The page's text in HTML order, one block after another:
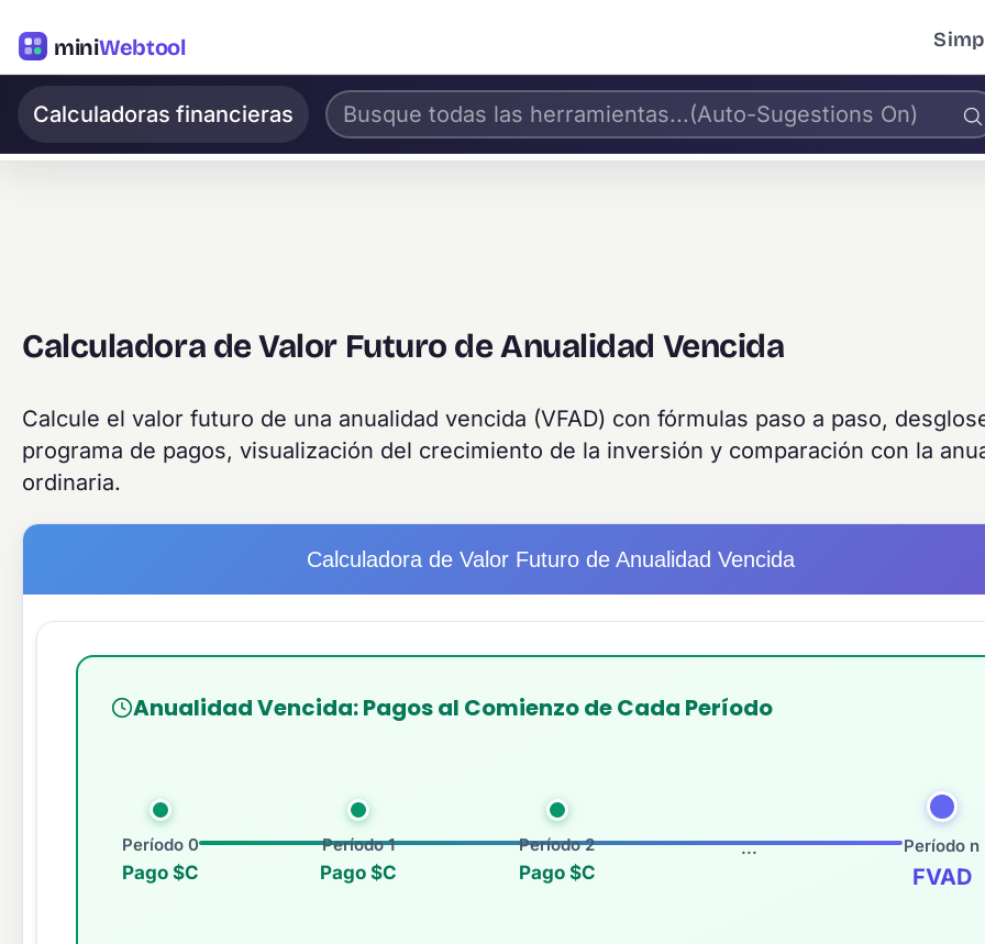
miniWebtool
Calculadoras financieras
Calculadora de Valor Futuro de Anualidad Vencida
Calcule el valor futuro de una anualidad vencida (VFAD) con fórmulas paso a paso,
programa de pagos, visualización del crecimiento de la inversión y comparación con la
ordinaria.
Calculadora de Valor Futuro de Anualidad Vencida
Anualidad Vencida: Pagos al Comienzo de Cada Período
Período 0
Pago $C
Período 1
Pago $C
Período 2
Pago $C
... Período n
FVAD